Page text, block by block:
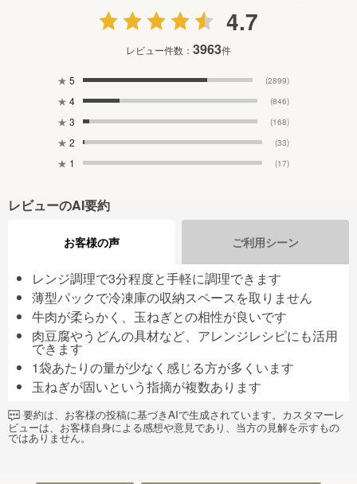
4.7
レビュー件数： 3963件
★ 5 (2899)
★ 4 (846)
★ 3 (168)
★ 2 (33)
★ 1 (17)
レビューのAI要約
お客様の声 ご利用シーン
レンジ調理で3分程度と手軽に調理できます
薄型パックで冷凍庫の収納スペースを取りません
牛肉が柔らかく、玉ねぎとの相性が良いです
肉豆腐やうどんの具材など、アレンジレシピにも活用
できます
1袋あたりの量が少なく感じる方が多くいます
玉ねぎが固いという指摘が複数あります
要約は、お客様の投稿に基づきAIで生成されています。カスタマーレ
ビューは、お客様自身による感想や意見であり、当方の見解を示すもの
ではありません。